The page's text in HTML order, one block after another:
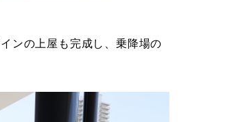
ンの上屋も完成し、乗降場の